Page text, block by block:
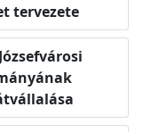
tervezete